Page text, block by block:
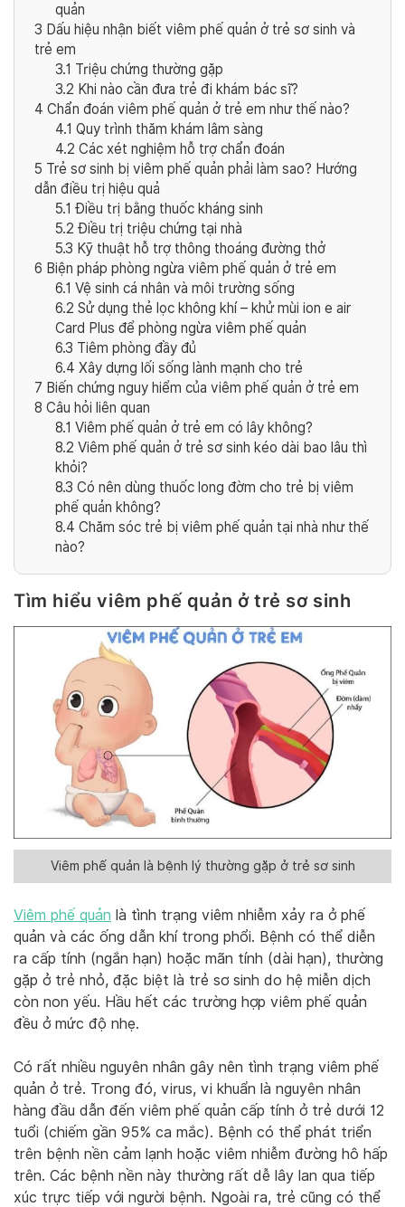
quản
3 Dấu hiệu nhận biết viêm phế quản ở trẻ sơ sinh và
trẻ em
3.1 Triệu chứng thường gặp
3.2 Khi nào cần đưa trẻ đi khám bác sĩ?
4 Chẩn đoán viêm phế quản ở trẻ em như thế nào?
4.1 Quy trình thăm khám lâm sàng
4.2 Các xét nghiệm hỗ trợ chẩn đoán
5 Trẻ sơ sinh bị viêm phế quản phải làm sao? Hướng
dẫn điều trị hiệu quả
5.1 Điều trị bằng thuốc kháng sinh
5.2 Điều trị triệu chứng tại nhà
5.3 Kỹ thuật hỗ trợ thông thoáng đường thở
6 Biện pháp phòng ngừa viêm phế quản ở trẻ em
6.1 Vệ sinh cá nhân và môi trường sống
6.2 Sử dụng thẻ lọc không khí – khử mùi ion e air
Card Plus để phòng ngừa viêm phế quản
6.3 Tiêm phòng đầy đủ
6.4 Xây dựng lối sống lành mạnh cho trẻ
7 Biến chứng nguy hiểm của viêm phế quản ở trẻ em
8 Câu hỏi liên quan
8.1 Viêm phế quản ở trẻ em có lây không?
8.2 Viêm phế quản ở trẻ sơ sinh kéo dài bao lâu thì
khỏi?
8.3 Có nên dùng thuốc long đờm cho trẻ bị viêm
phế quản không?
8.4 Chăm sóc trẻ bị viêm phế quản tại nhà như thế
nào?
Tìm hiểu viêm phế quản ở trẻ sơ sinh
Viêm phế quản là bệnh lý thường gặp ở trẻ sơ sinh
Viêm phế quản là tình trạng viêm nhiễm xảy ra ở phế
quản và các ống dẫn khí trong phổi. Bệnh có thể diễn
ra cấp tính (ngắn hạn) hoặc mãn tính (dài hạn), thường
gặp ở trẻ nhỏ, đặc biệt là trẻ sơ sinh do hệ miễn dịch
còn non yếu. Hầu hết các trường hợp viêm phế quản
đều ở mức độ nhẹ.
Có rất nhiều nguyên nhân gây nên tình trạng viêm phế
quản ở trẻ. Trong đó, virus, vi khuẩn là nguyên nhân
hàng đầu dẫn đến viêm phế quản cấp tính ở trẻ dưới 12
tuổi (chiếm gần 95% ca mắc). Bệnh có thể phát triển
trên bệnh nền cảm lạnh hoặc viêm nhiễm đường hô hấp
trên. Các bệnh nền này thường rất dễ lây lan qua tiếp
xúc trực tiếp với người bệnh. Ngoài ra, trẻ cũng có thể